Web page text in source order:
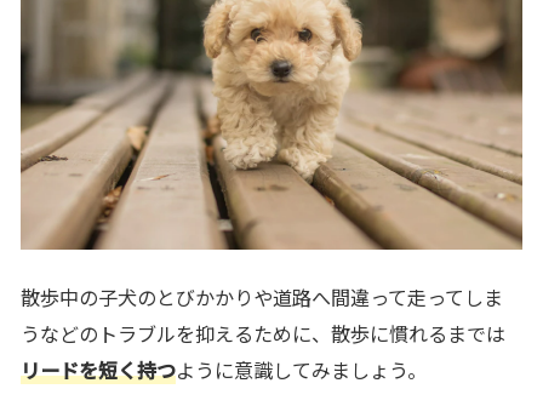
散歩中の子犬のとびかかりや道路へ間違って走ってしま
うなどのトラブルを抑えるために、散歩に慣れるまでは
リードを短く持つように意識してみましょう。